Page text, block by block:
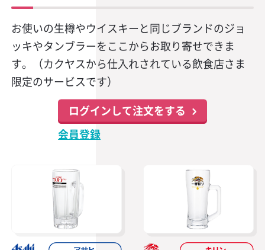
お使いの生樽やウイスキーと同じブランドのジョ
ッキやタンブラーをここからお取り寄せできま
す。（カクヤスから仕入れされている飲食店さま
限定のサービスです）
ログインして注文をする
会員登録